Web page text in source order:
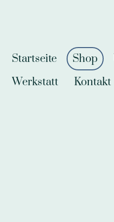
Startseite Shop
Werkstatt
Kontakt